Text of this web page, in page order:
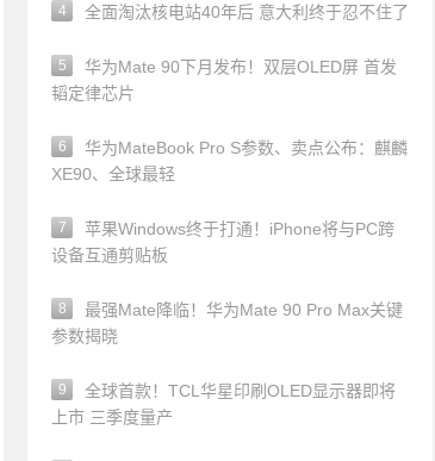
4 全面淘汰核电站40年后 意大利终于忍不住了
5
华为Mate 90下月发布！双层OLED屏 首发
韬定律芯片
6
华为MateBook Pro S参数、卖点公布：麒麟
XE90、全球最轻
7
苹果Windows终于打通！iPhone将与PC跨
设备互通剪贴板
8
最强Mate降临！华为Mate 90 Pro Max关键
参数揭晓
9
全球首款！TCL华星印刷OLED显示器即将
上市 三季度量产